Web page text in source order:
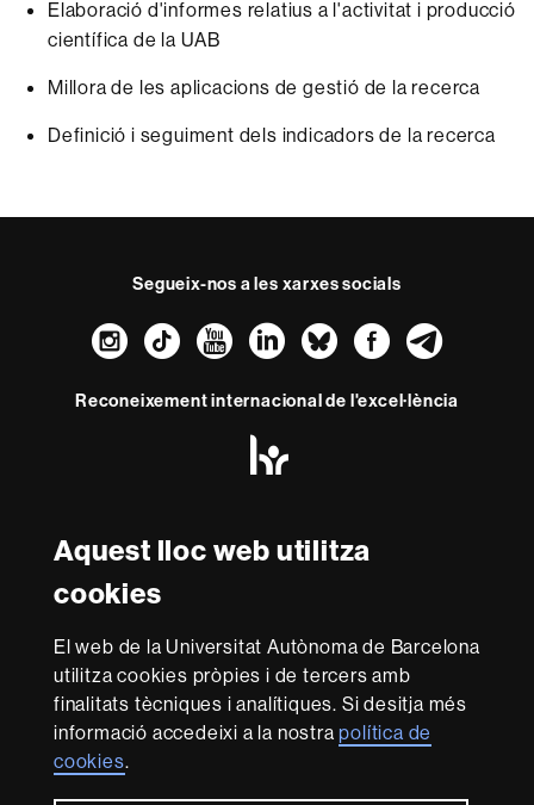
Aquest lloc web utilitza
cookies
El web de la Universitat Autònoma de Barcelona
utilitza cookies pròpies i de tercers amb
finalitats tècniques i analítiques. Si desitja més
informació accedeixi a la nostrapolítica de
cookies.
Elaboració d'informes relatius a l'activitat i producció
científica de la UAB
Millora de les aplicacions de gestió de la recerca
Definició i seguiment dels indicadors de la recerca
Segueix-nos a les xarxes socials
Instagram
TikTokYouTube
LinkedIn
Bluesky
Reconeixement internacional de l'excel·lència
-
Euraxess
Amb el finançament de
Sobre
aquest
web
Avís legal Protecció de dades Sobre el
web Accessibilitat web Mapa del web UAB